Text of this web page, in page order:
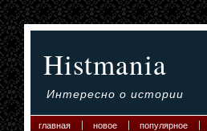
Histmania
Интересно о истории
главная новое популярное